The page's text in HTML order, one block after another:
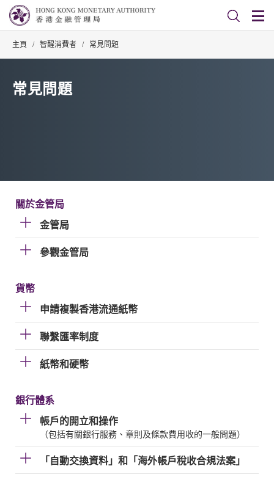
主頁 / 智醒消費者 / 常見問題
常見問題
關於金管局
金管局
參觀金管局
貨幣
申請複製香港流通紙幣
聯繫匯率制度
紙幣和硬幣
銀行體系
帳戶的開立和操作
（包括有關銀行服務、章則及條款費用收的一般問題）
「自動交換資料」和「海外帳戶稅收合規法案」